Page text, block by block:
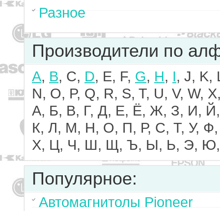
Разное
Производители по
A, B, C, D, E, F, G, H, I, J, K,
N, O, P, Q, R, S, T, U, V, W,
А, Б, В, Г, Д, Е, Ё, Ж, З, И, Й,
К, Л, М, Н, О, П, Р, С, Т, У, Ф,
Х, Ц, Ч, Ш, Щ, Ъ, Ы, Ь, Э,
Популярное:
Автомагнитолы Pioneer